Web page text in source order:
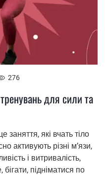
276
для сили та
заняття, які вчать тіло
активують різні м’язи,
і витривалість,
підніматися по